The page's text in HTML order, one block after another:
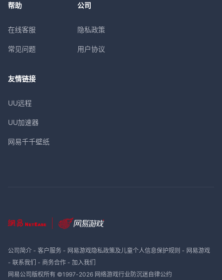
帮助
在线客服
常见问题
公司
隐私政策
用户协议
友情链接
UU远程
UU加速器
网易千千壁纸
公司简介- 客户服务- 网易游戏隐私政策及儿童个人信息保护规则 - 网易游戏
- 联系我们 - 商务合作- 加入我们
网易公司版权所有 ©1997-2026 网络游戏行业防沉迷自律公约